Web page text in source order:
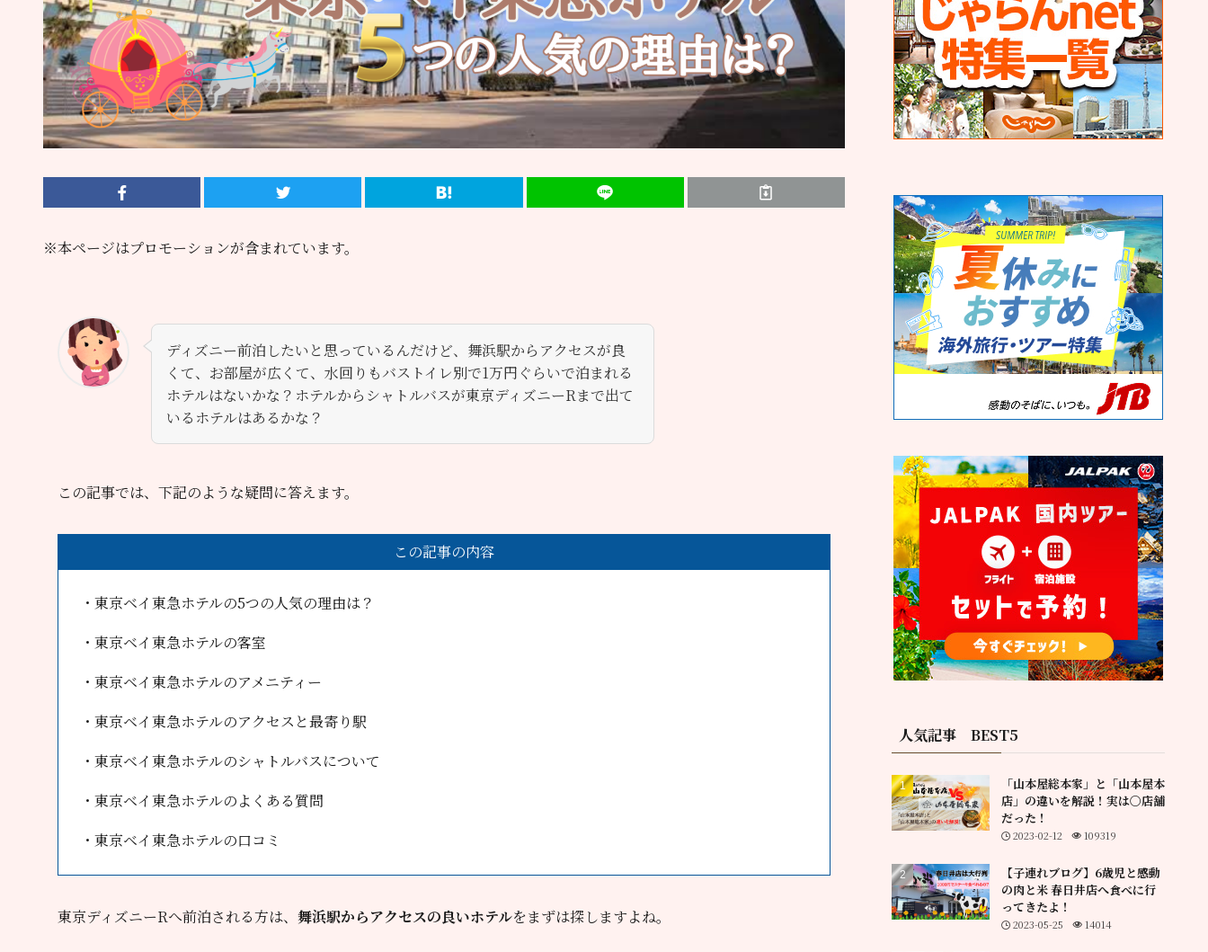
※本ページはプロモーションが含まれています。
ディズニー前泊したいと思っているんだけど、舞浜駅からアクセスが良
くて、お部屋が広くて、水回りもバストイレ別で1万円ぐらいで泊まれる
ホテルはないかな？ホテルからシャトルバスが東京ディズニーRまで出て
いるホテルはあるかな？
この記事では、下記のような疑問に答えます。
この記事の内容
・東京ベイ東急ホテルの5つの人気の理由は？
・東京ベイ東急ホテルの客室
・東京ベイ東急ホテルのアメニティー
・東京ベイ東急ホテルのアクセスと最寄り駅
・東京ベイ東急ホテルのシャトルバスについて
・東京ベイ東急ホテルのよくある質問
・東京ベイ東急ホテルの口コミ
東京ディズニーRへ前泊される方は、 舞浜駅からアクセスの良いホテルをまずは探しますよね。
人気記事 BEST5
「山本屋総本家」と「山本屋本
店」の違いを解説！実は〇店舗
だった！
2023-02-12 109319
【子連れブログ】6歳児と感動
の肉と米 春日井店へ食べに行
ってきたよ！
2023-05-25 14014